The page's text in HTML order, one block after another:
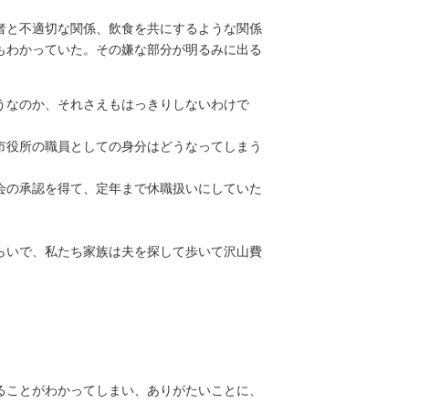
不適切な関係、飲食を共にするような関係
かっていた。その嫌な部分が明るみに出る
のか、それさえもはっきりしないわけで
所の職員としての身分はどうなってしまう
承認を得て、定年まで休職扱いにしていた
で、私たち家族は夫を探して歩いて沢山費
とがわかってしまい、ありがたいことに、